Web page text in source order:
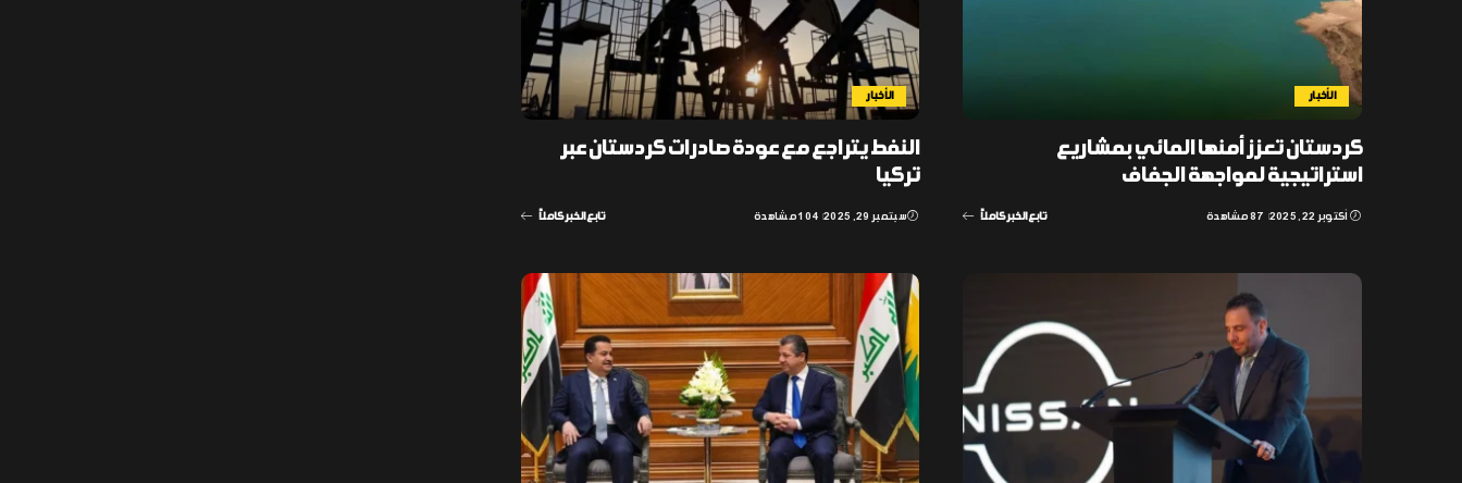
الأخبار
كردستان تعزز أمنها المائي بمشاريع
استراتيجية لمواجهة الجفاف
أكتوبر 22, 2025 87 مشاهدة تابع الخبر كاملاً
الأخبار
النفط يتراجع مع عودة صادرات كردستان عبر
تركيا
سبتمبر 29, 2025 104 مشاهدة تابع الخبر كاملاً